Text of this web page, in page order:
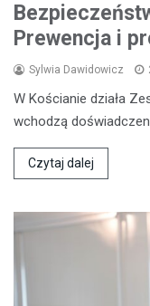
Prewencja i
Sylwia Dawidowicz
W Kościanie działa
wchodzą
Czytaj dalej